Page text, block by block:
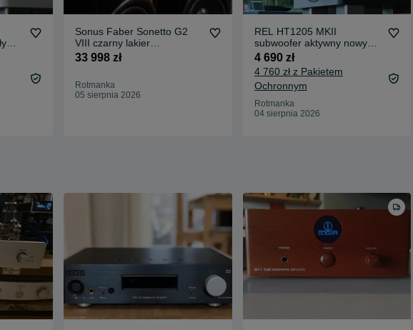
Sonus Faber Sonetto G2
VIII czarny lakier
fortepianowy nowe 8 lat GW
33 998 zł
Rotmanka
05 sierpnia 2026
REL HT1205 MKII
subwoofer aktywny nowy
czarny pełna gwarancja
4 690 zł
4 760 zł z Pakietem
Ochronnym
Rotmanka
04 sierpnia 2026